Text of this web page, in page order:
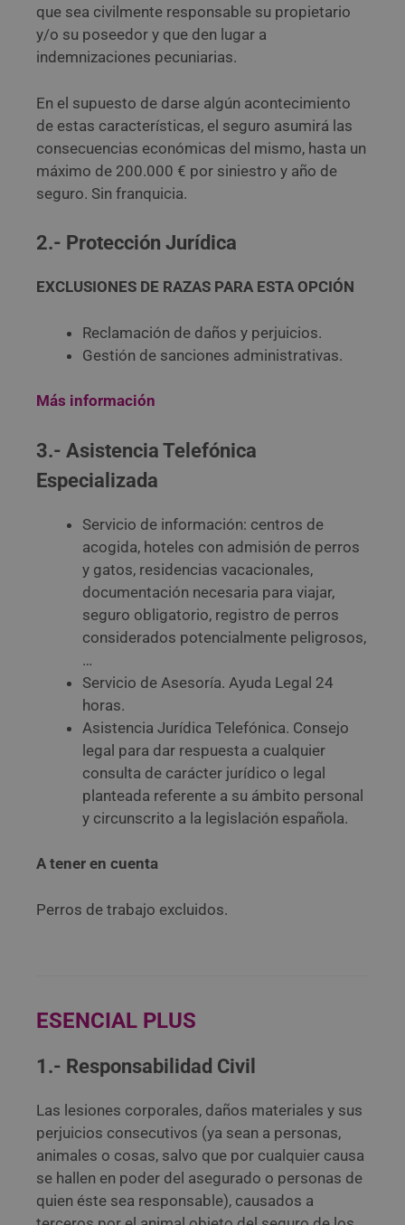
que sea civilmente responsable su propietario
y/o su poseedor y que den lugar a
indemnizaciones pecuniarias.
En el supuesto de darse algún acontecimiento
de estas características, el seguro asumirá las
consecuencias económicas del mismo, hasta un
máximo de 200.000 € por siniestro y año de
seguro. Sin franquicia.
2.- Protección Jurídica
EXCLUSIONES DE RAZAS PARA ESTA OPCIÓN
Reclamación de daños y perjuicios.
Gestión de sanciones administrativas.
Más información
3.- Asistencia Telefónica
Especializada
Servicio de información: centros de
acogida, hoteles con admisión de perros
y gatos, residencias vacacionales,
documentación necesaria para viajar,
seguro obligatorio, registro de perros
considerados potencialmente peligrosos,
…
Servicio de Asesoría. Ayuda Legal 24
horas.
Asistencia Jurídica Telefónica. Consejo
legal para dar respuesta a cualquier
consulta de carácter jurídico o legal
planteada referente a su ámbito personal
y circunscrito a la legislación española.
A tener en cuenta
Perros de trabajo excluidos.
ESENCIAL PLUS
1.- Responsabilidad Civil
Las lesiones corporales, daños materiales y sus
perjuicios consecutivos (ya sean a personas,
animales o cosas, salvo que por cualquier causa
se hallen en poder del asegurado o personas de
quien éste sea responsable), causados a